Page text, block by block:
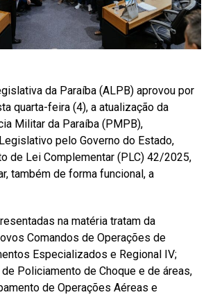
da Paraíba (ALPB) aprovou por
quarta-feira (4), a atualização da
Militar da Paraíba (PMPB),
pelo Governo do Estado,
de Lei Complementar (PLC) 42/2025,
também de forma funcional, a
na matéria tratam da
Comandos de Operações de
Especializados e Regional IV;
Policiamento de Choque e de áreas,
de Operações Aéreas e